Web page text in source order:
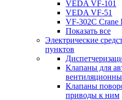
VEDA VF-101
VEDA VF-51
VF-302C Crane
Показать все
Электрические
пунктов
Клапаны для
Клапаны
приводы к ним